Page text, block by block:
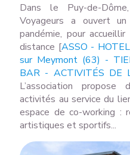
Dans le Puy-de-
Voyageurs a ouvert
pandémie, pour
distance [ASSO -
sur Meymont (63) -
BAR - ACTIVITÉS DE
L’association propose
activités au service du
espace de co-working :
artistiques et sportifs...